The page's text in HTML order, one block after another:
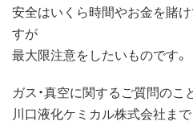
安全はいくら時間やお金を賭
すが
最大限注意をしたいものです。
ガス・真空に関するご質問のこ
川口液化ケミカル株式会社まで